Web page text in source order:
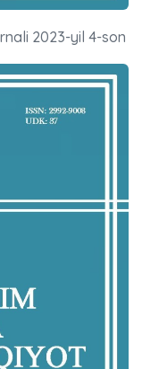
2023-yil 4-son